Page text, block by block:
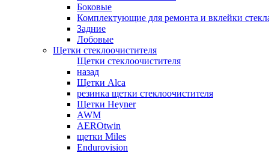
Боковые
Комплектующие для ремонта и вклейки
Задние
Лобовые
Щетки стеклоочистителя
Щетки стеклоочистителя
назад
Щетки Alca
резинка щетки стеклоочистителя
Щетки Heyner
AWM
AEROtwin
щетки Miles
Endurovision